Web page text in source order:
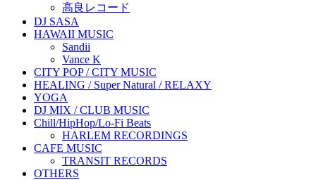
高良レコード
DJ SASA
HAWAII MUSIC
Sandii
Vance K
CITY POP / CITY MUSIC
HEALING / Super Natural / RELAXY
YOGA
DJ MIX / CLUB MUSIC
Chill/HipHop/Lo-Fi Beats
HARLEM RECORDINGS
CAFE MUSIC
TRANSIT RECORDS
OTHERS